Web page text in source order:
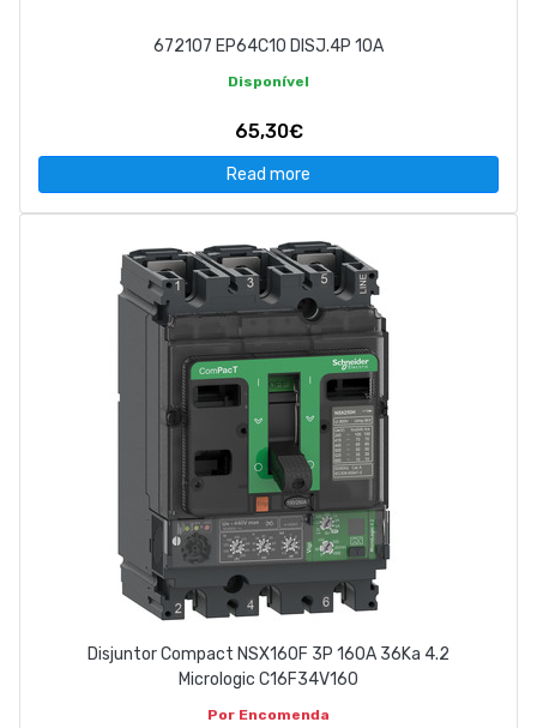
672107 EP64C10 DISJ.4P 10A
Disponível
65,30€
Read more
Disjuntor Compact NSX160F 3P 160A 36Ka 4.2
Micrologic C16F34V160
Por Encomenda